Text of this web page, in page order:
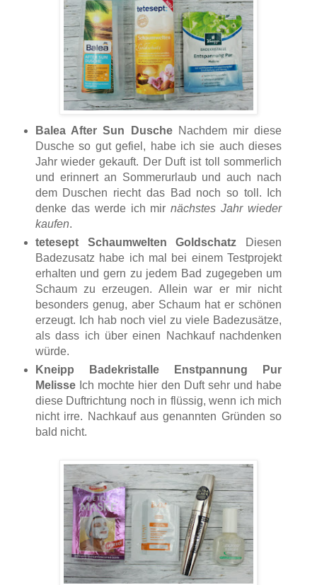
Balea After Sun DuscheNachdem mir diese
Dusche so gut gefiel, habe ich sie auch dieses
Jahr wieder gekauft. Der Duft ist toll sommerlich
und erinnert an Sommerurlaub und auch nach
dem Duschen riecht das Bad noch so toll. Ich
denke das werde ich mirnächstes Jahr wieder
kaufen.
tetesept Schaumwelten Goldschatz Diesen
Badezusatz habe ich mal bei einem Testprojekt
erhalten und gern zu jedem Bad zugegeben um
Schaum zu erzeugen. Allein war er mir nicht
besonders genug, aber Schaum hat er schönen
erzeugt. Ich hab noch viel zu viele Badezusätze,
als dass ich über einen Nachkauf nachdenken
würde.
Kneipp Badekristalle Enstpannung Pur
MelisseIch mochte hier den Duft sehr und habe
diese Duftrichtung noch in flüssig, wenn ich mich
nicht irre. Nachkauf aus genannten Gründen so
bald nicht.